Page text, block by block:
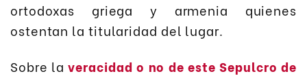
ortodoxas griega y armenia quienes
ostentan la titularidad del lugar.
Sobre laveracidad o no de este Sepulcro de